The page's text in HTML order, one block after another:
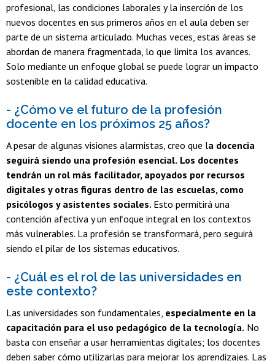
profesional, las condiciones laborales y la inserción de los
nuevos docentes en sus primeros años en el aula deben ser
parte de un sistema articulado. Muchas veces, estas áreas se
abordan de manera fragmentada, lo que limita los avances.
Solo mediante un enfoque global se puede lograr un impacto
sostenible en la calidad educativa.
- ¿Cómo ve el futuro de la profesión
docente en los próximos 25 años?
A pesar de algunas visiones alarmistas, creo que la docencia
seguirá siendo una profesión esencial. Los docentes
tendrán un rol más facilitador, apoyados por recursos
digitales y otras figuras dentro de las escuelas, como
psicólogos y asistentes sociales. Esto permitirá una
contención afectiva y un enfoque integral en los contextos
más vulnerables. La profesión se transformará, pero seguirá
siendo el pilar de los sistemas educativos.
- ¿Cuál es el rol de las universidades en
este contexto?
Las universidades son fundamentales, especialmente en la
capacitación para el uso pedagógico de la tecnología. No
basta con enseñar a usar herramientas digitales; los docentes
deben saber cómo utilizarlas para mejorar los aprendizajes. Las